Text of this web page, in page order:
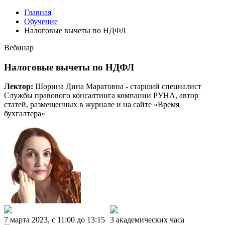
Главная
Обучение
Налоговые вычеты по НДФЛ
Вебинар
Налоговые вычеты по НДФЛ
Лектор: Шорина Дина Маратовна - старший специалист
Службы правового консалтинга компании РУНА, автор
статей, размещенных в журнале и на сайте «Время
бухгалтера»
7 марта 2023, c 11:00 до 13:15 3 академических часа